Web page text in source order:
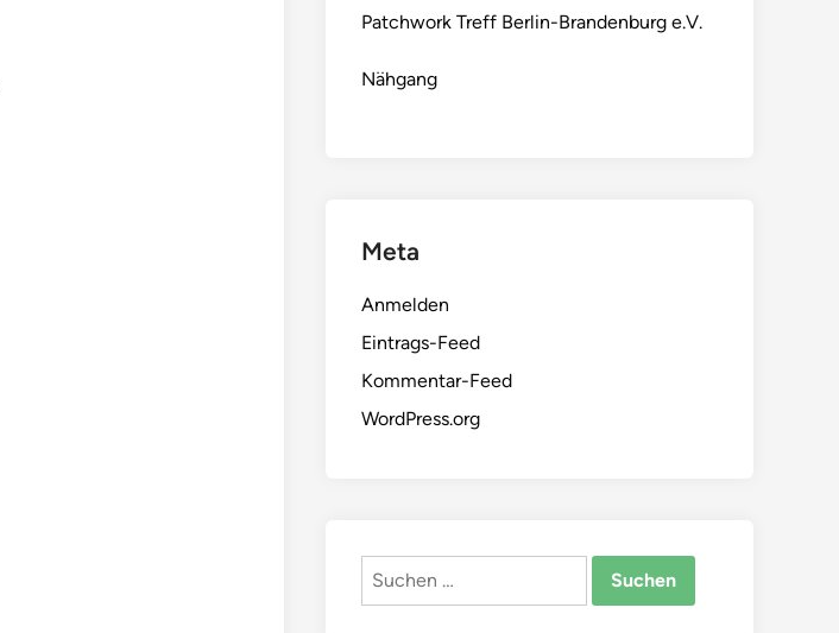
Patchwork Treff Berlin-Brandenburg e.V.
Nähgang
Meta
Anmelden
Eintrags-Feed
Kommentar-Feed
WordPress.org
Suchen